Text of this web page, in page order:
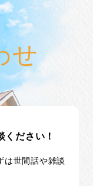
せ
ださい！
は世間話や雑談